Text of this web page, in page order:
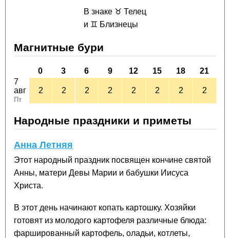
В знаке ♉ Телец
и ♊ Близнецы
Магнитные бури
0 3 6 9 12 15 18
21
7
авг
Пт
2 2 2 2 2 2 2 2
Народные праздники и приметы
Анна Летняя
Этот народный праздник посвящен кончине святой
Анны, матери Девы Марии и бабушки Иисуса
Христа.
В этот день начинают копать картошку. Хозяйки
готовят из молодого картофеля различные блюда:
фаршированный картофель, оладьи, котлеты,